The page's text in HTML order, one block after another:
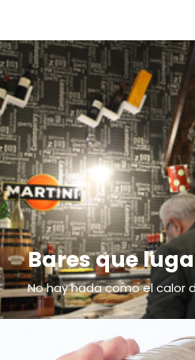
Bares que
No hay nada como el calor